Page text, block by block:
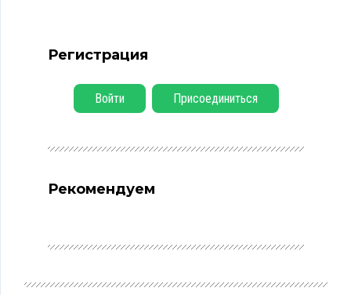
Регистрация
Войти Присоединиться
Рекомендуем